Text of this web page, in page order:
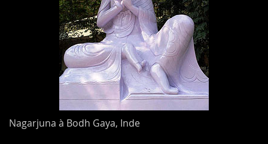
Nagarjuna à Bodh Gaya, Inde